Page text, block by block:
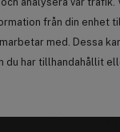
från din enhet
med. Dessa
du har tillhandahållit
Of Freedom